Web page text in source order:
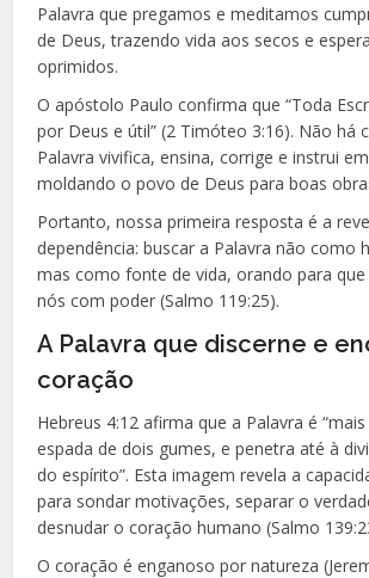
Palavra que pregamos e meditamos
de Deus, trazendo vida aos secos e
oprimidos.
O apóstolo Paulo confirma que “Toda
por Deus e útil” (2 Timóteo 3:16). Não há
Palavra vivifica, ensina, corrige e instrui
moldando o povo de Deus para boas
Portanto, nossa primeira resposta é a
dependência: buscar a Palavra não como
mas como fonte de vida, orando para
nós com poder (Salmo 119:25).
A Palavra que discerne e
coração
Hebreus 4:12 afirma que a Palavra é
espada de dois gumes, e penetra até à
do espírito”. Esta imagem revela a
para sondar motivações, separar o
desnudar o coração humano (Salmo
O coração é enganoso por natureza